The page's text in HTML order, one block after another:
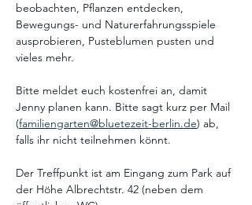
beobachten, Pflanzen entdecken,
Bewegungs- und Naturerfahrungsspiele
ausprobieren, Pusteblumen pusten und
vieles mehr.
Bitte meldet euch kostenfrei an, damit
Jenny planen kann. Bitte sagt kurz per Mail
(familiengarten@bluetezeit-berlin.de) ab,
falls ihr nicht teilnehmen könnt.
Der Treffpunkt ist am Eingang zum Park auf
der Höhe Albrechtstr. 42 (neben dem